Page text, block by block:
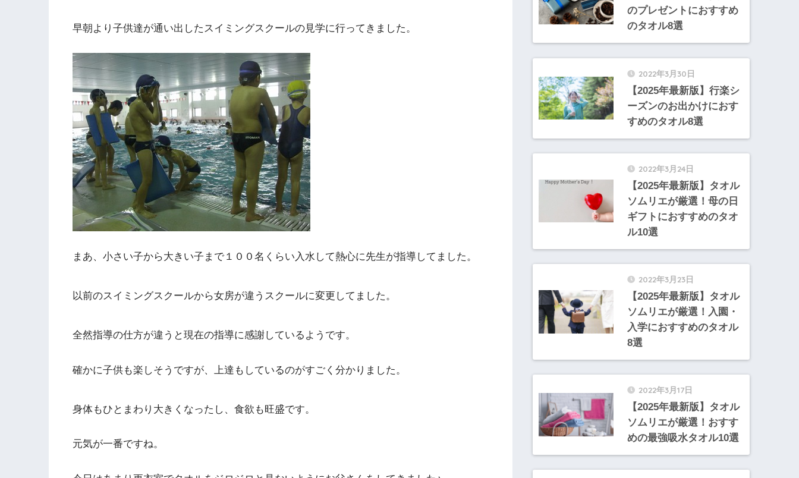
早朝より子供達が通い出したスイミングスクールの見学に行ってきました。
まあ、小さい子から大きい子まで１００名くらい入水して熱心に先生が指導してました。
以前のスイミングスクールから女房が違うスクールに変更してました。
全然指導の仕方が違うと現在の指導に感謝しているようです。
確かに子供も楽しそうですが、上達もしているのがすごく分かりました。
身体もひとまわり大きくなったし、食欲も旺盛です。
元気が一番ですね。
のプレゼントにおすすめ
のタオル8選
2022年3月30日
【2025年最新版】行楽シ
ーズンのお出かけにおす
すめのタオル8選
2022年3月24日
【2025年最新版】タオル
ソムリエが厳選！母の日
ギフトにおすすめのタオ
ル10選
2022年3月23日
【2025年最新版】タオル
ソムリエが厳選！入園・
入学におすすめのタオル
8選
2022年3月17日
【2025年最新版】タオル
ソムリエが厳選！おすす
めの最強吸水タオル10選